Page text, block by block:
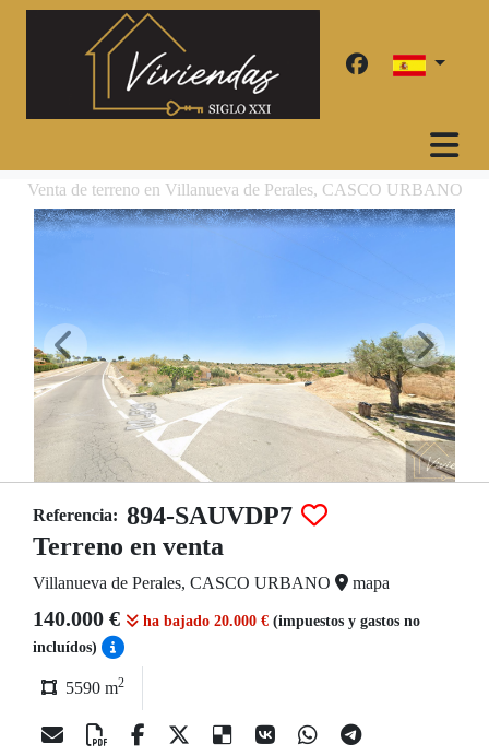
Venta de terreno en Villanueva de Perales, CASCO URBANO
Referencia: 894-SAUVDP7
Terreno en venta
Villanueva de Perales, CASCO URBANO mapa
140.000 € ha bajado 20.000 € (impuestos y gastos no
incluídos)
5590 m2